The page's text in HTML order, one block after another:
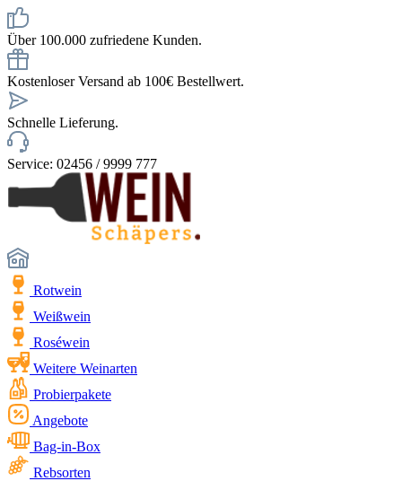
Über 100.000 zufriedene Kunden.
Kostenloser Versand ab 100€ Bestellwert.
Schnelle Lieferung.
Service: 02456 / 9999 777
Rotwein
Weißwein
Roséwein
Weitere Weinarten
Probierpakete
Angebote
Bag-in-Box
Rebsorten